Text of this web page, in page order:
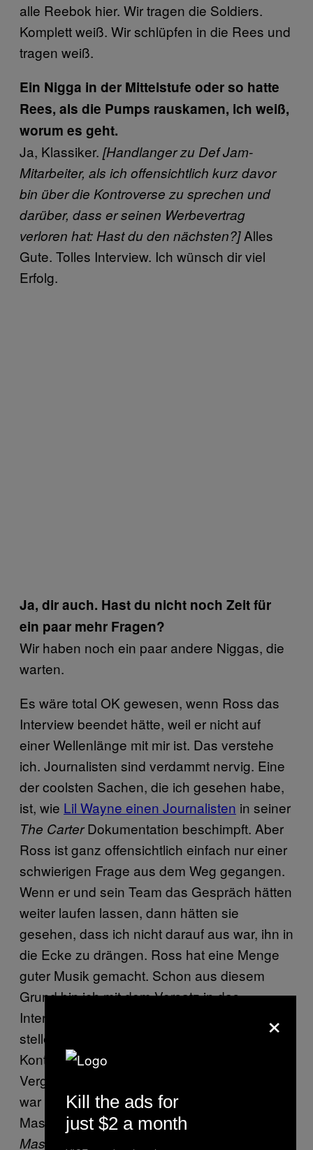
alle Reebok hier. Wir tragen die Soldiers.
Komplett weiß. Wir schlüpfen in die Rees und
tragen weiß.
Ein Nigga in der Mittelstufe oder so hatte
Rees, als die Pumps rauskamen, ich weiß,
worum es geht.
Ja, Klassiker. [Handlanger zu Def Jam-
Mitarbeiter, als ich offensichtlich kurz davor
bin über die Kontroverse zu sprechen und
darüber, dass er seinen Werbevertrag
verloren hat: Hast du den nächsten?]Alles
Gute. Tolles Interview. Ich wünsch dir viel
Erfolg.
Ja, dir auch. Hast du nicht noch Zeit für
ein paar mehr Fragen?
Wir haben noch ein paar andere Niggas, die
warten.
Es wäre total OK gewesen, wenn Ross das
Interview beendet hätte, weil er nicht auf
einer Wellenlänge mit mir ist. Das verstehe
ich. Journalisten sind verdammt nervig. Eine
der coolsten Sachen, die ich gesehen habe,
ist, wie Lil Wayne einen Journalisten in seiner
The CarterDokumentation beschimpft. Aber
Ross ist ganz offensichtlich einfach nur einer
schwierigen Frage aus dem Weg gegangen.
Wenn er und sein Team das Gespräch hätten
weiter laufen lassen, dann hätten sie
gesehen, dass ich nicht darauf aus war, ihn in
die Ecke zu drängen. Ross hat eine Menge
guter Musik gemacht. Schon aus diesem
Grund bin ich mit dem Vorsatz in das
Interview gegangen, ihm richtige Fragen zu
stellen. Natürlich würde ich ihn zu der
Kontroverse über die
Vergewaltigungstextzeile befragen. Vielleicht
war es das Format des Interviews—eine Art
Massenabfertigung, um sein neuen Albums
Mastermind
×
Kill the ads for
just $2 a month